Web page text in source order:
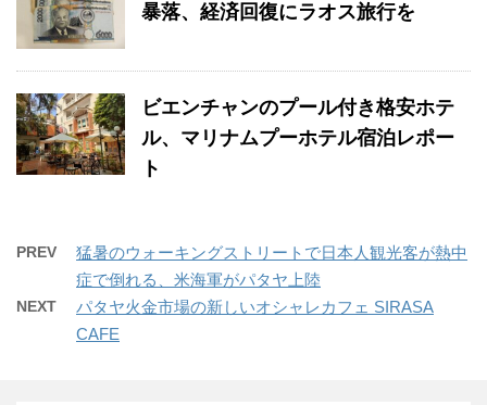
暴落、経済回復にラオス旅行を
ビエンチャンのプール付き格安ホテ
ル、マリナムプーホテル宿泊レポー
ト
PREV
猛暑のウォーキングストリートで日本人観光客が熱中
症で倒れる、米海軍がパタヤ上陸
NEXT
パタヤ火金市場の新しいオシャレカフェ SIRASA
CAFE